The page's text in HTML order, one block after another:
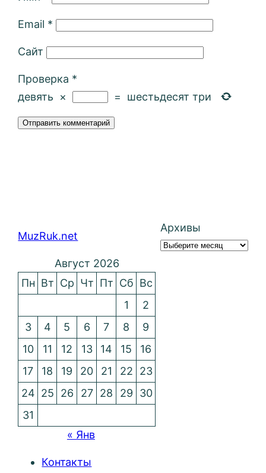
Email *
Сайт
Проверка *
девять
× = шестьдесят три
MuzRuk.net
Архивы
Август 2026
Пн Вт Ср Чт Пт Сб Вс
1
2
3
4 5 6 7 8
9
10
11 12 13 14 15
16
17
18 19 20 21 22
23
24 25 26 27 28 29
30
31
« Янв
Контакты